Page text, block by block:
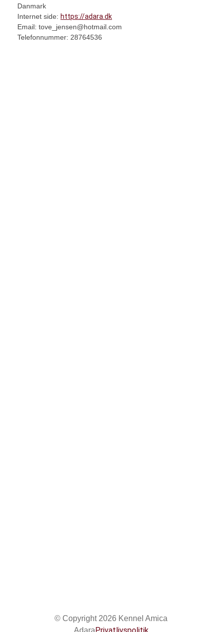
Danmark
Internet side: https://adara.dk
Email: tove_jensen@hotmail.com
Telefonnummer: 28764536
© Copyright 2026 Kennel Amica
AdaraPrivatlivspolitik